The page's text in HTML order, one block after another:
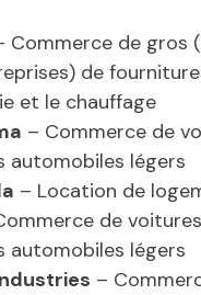
Commerce de gros
de
et le chauffage
– Commerce de
automobiles légers
– Location de
de
automobiles légers
–